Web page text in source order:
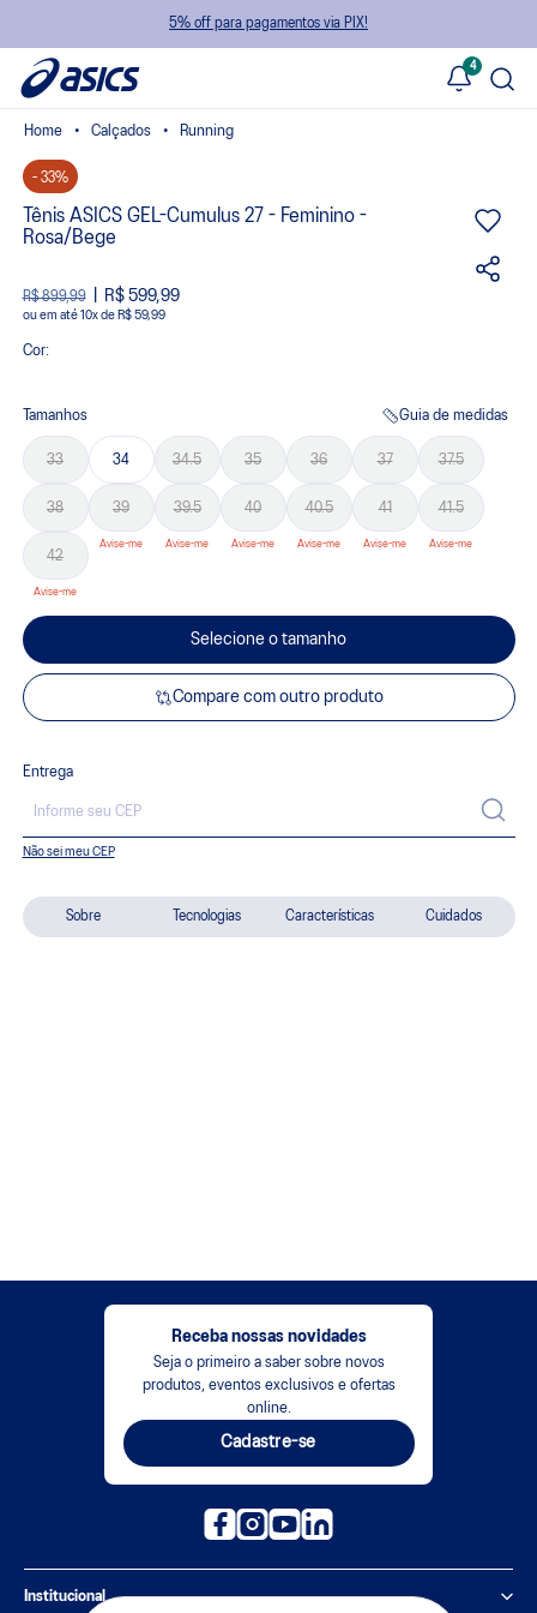
5% off para pagamentos via PIX!
4
Sobre Tecnologias Características Cuidados
Calçados Running
- 33%
Tênis ASICS GEL-Cumulus 27 - Feminino -
Rosa/Bege
R$ 899,99 R$ 599,99
ou 10xde R$ 59,99
Cor:
Tamanhos Guia de medidas
33 34 34.5 35 36 37 37.5
38 39 39.5 40 40.5 41 41.5
42
Selecione o tamanho
Compare com outro produto
Entrega
Não sei meu CEP
Receba nossas novidades
Seja o primeiro a saber sobre novos
produtos, eventos exclusivos e ofertas
online.
Cadastre-se
Institucional